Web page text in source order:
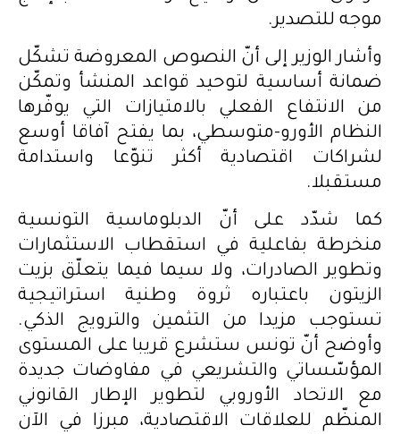
موجه للتصدير.
وأشار الوزير إلى أنّ النصوص المعروضة تشكّل
ضمانة أساسية لتوحيد قواعد المنشأ وتمكّن
من الانتفاع الفعلي بالامتيازات التي يوفّرها
النظام الأورو-متوسطي، بما يفتح آفاقا أوسع
لشراكات اقتصادية أكثر تنوّعا واستدامة
مستقبلا.
كما شدّد على أنّ الدبلوماسية التونسية
منخرطة بفاعلية في استقطاب الاستثمارات
وتطوير الصادرات، ولا سيما فيما يتعلّق بزيت
الزيتون باعتباره ثروة وطنية استراتيجية
تستوجب مزيدا من التثمين والترويج الذكي.
وأوضح أنّ تونس ستشرع قريبا على المستوى
المؤسّساتي والتشريعي في مفاوضات جديدة
مع الاتحاد الأوروبي لتطوير الإطار القانوني
المنظّم للعلاقات الاقتصادية، مبرزا في الآن